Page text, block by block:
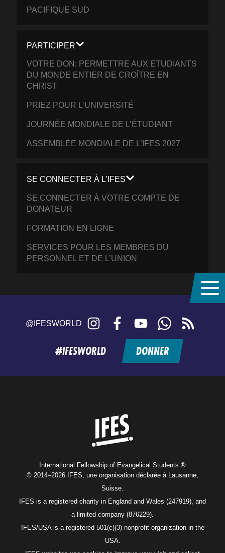
PACIFIQUE SUD
PARTICIPER
VOTRE DON: PERMETTRE AUX ETUDIANTS
DU MONDE ENTIER DE CROÎTRE EN
CHRIST
PRIEZ POUR L’UNIVERSITÉ
JOURNÉE MONDIALE DE L’ÉTUDIANT
ASSEMBLÉE MONDIALE DE L’IFES 2027
SE CONNECTER À L’IFES
SE CONNECTER À VOTRE COMPTE DE
DONATEUR
FORMATION EN LIGNE
SERVICES POUR LES MEMBRES DU
PERSONNEL ET DE L’UNION
@IFESWORLD Instagram FacebookYouTubeWhatsApp
feed
#IFESWORLD DONNER
International Fellowship of Evangelical Students ®
© 2014–2026 IFES, une organisation déclarée à Lausanne,
Suisse.
IFES is a registered charity in England and Wales (247919), and
a limited company (876229).
IFES/USA is a registered 501(c)(3) nonprofit organization in the
USA.